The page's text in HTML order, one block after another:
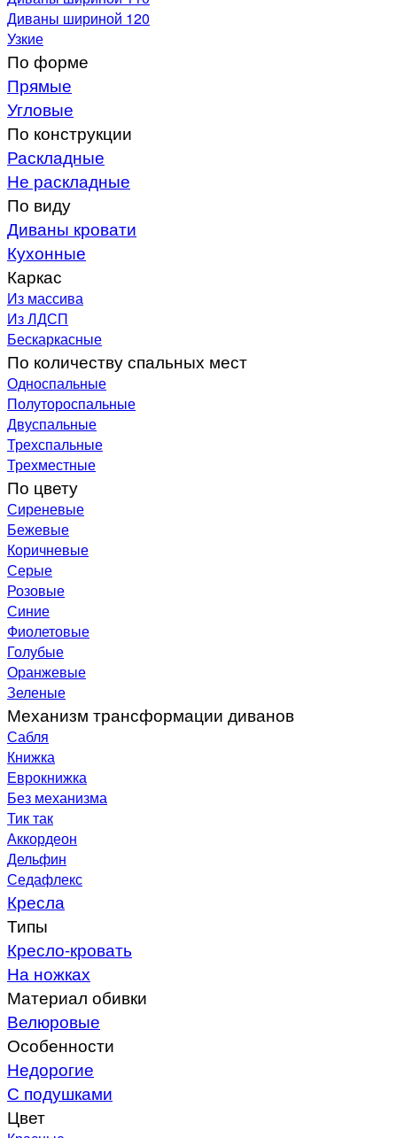
Диваны шириной 120
Узкие
По форме
Прямые
Угловые
По конструкции
Раскладные
Не раскладные
По виду
Диваны кровати
Кухонные
Каркас
Из массива
Из ЛДСП
Бескаркасные
По количеству спальных мест
Односпальные
Полутороспальные
Двуспальные
Трехспальные
Трехместные
По цвету
Сиреневые
Бежевые
Коричневые
Серые
Розовые
Синие
Фиолетовые
Голубые
Оранжевые
Зеленые
Механизм трансформации диванов
Сабля
Книжка
Еврокнижка
Без механизма
Тик так
Аккордеон
Дельфин
Седафлекс
Кресла
Типы
Кресло-кровать
На ножках
Материал обивки
Велюровые
Особенности
Недорогие
С подушками
Цвет